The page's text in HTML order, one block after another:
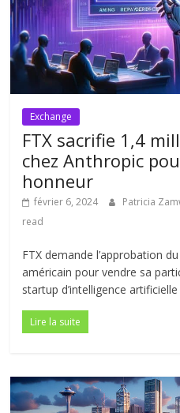
Exchange
FTX sacrifie 1,4
chez Anthropic
honneur
février 6, 2024 Patricia
read
FTX demande l’approbation
américain pour vendre sa
startup d’intelligence
Lire la suite